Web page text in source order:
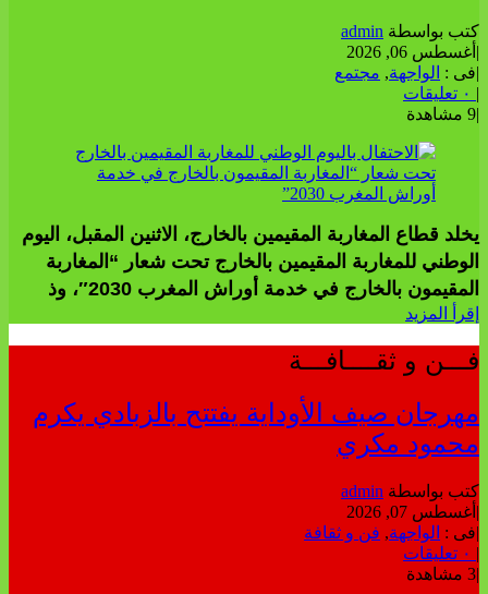
كتب بواسطة admin
| أغسطس 06, 2026
|فى : الواجهة, مجتمع
|
|9 مشاهدة
يخلد قطاع المغاربة المقيمين بالخارج، الاثنين المقبل، اليوم
الوطني للمغاربة المقيمين بالخارج تحت شعار “المغاربة
المقيمون بالخارج في خدمة أوراش المغرب 2030″، وذ
إقرأ المزيد
فـــن و ثقــــافـــة
مهرجان صيف الأوداية يفتتح بالزبادي يكرم
محمود مكري
كتب بواسطة admin
| أغسطس 07, 2026
|فى : الواجهة, فن و ثقافة
|
|3 مشاهدة